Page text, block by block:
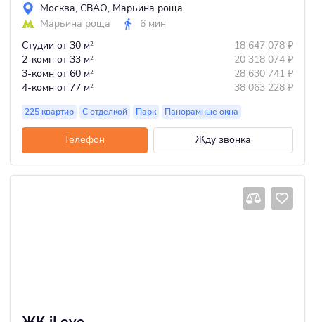
Москва, СВАО, Марьина роща
Марьина роща
6 мин
Студии от 30 м2 18 647 078 ₽
2-комн от 33 м2 20 318 074 ₽
3-комн от 60 м2 28 630 741 ₽
4-комн от 77 м2 38 063 228 ₽
225 квартир С отделкой Парк Панорамные окна
Телефон Жду звонка